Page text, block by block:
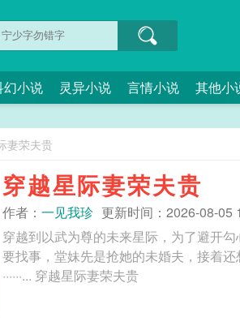
幻小说 灵异小说 言情小说 其他小
妻荣夫贵
穿越星际妻荣夫贵
作者： 一见我珍 更新时间：2026-08-05
穿越到以武为尊的未来星际，为了避开
要找事，堂妹先是抢她的未婚夫，接着
······... 穿越星际妻荣夫贵